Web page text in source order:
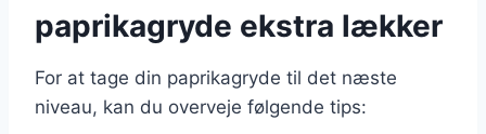
paprikagryde ekstra lækker
For at tage din paprikagryde til det næste
niveau, kan du overveje følgende tips: